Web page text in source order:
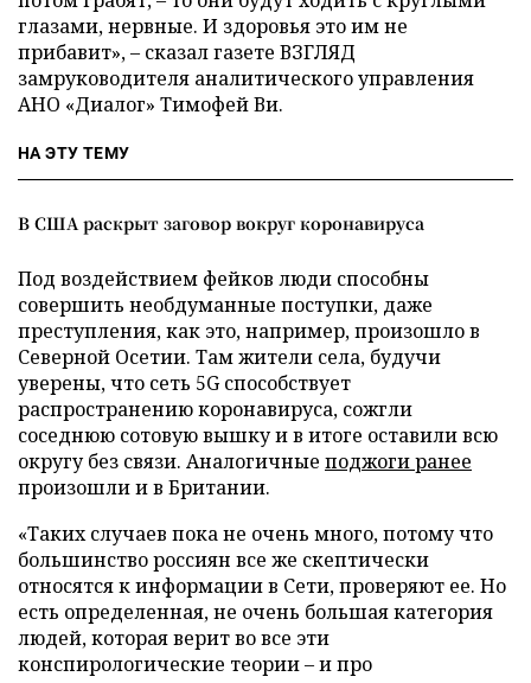
глазами, нервные. И здоровья это им не
прибавит», – сказал газете ВЗГЛЯД
замруководителя аналитического управления
АНО «Диалог» Тимофей Ви.
НА ЭТУ ТЕМУ
В США раскрыт заговор вокруг коронавируса
Под воздействием фейков люди способны
совершить необдуманные поступки, даже
преступления, как это, например, произошло в
Северной Осетии. Там жители села, будучи
уверены, что сеть 5G способствует
распространению коронавируса, сожгли
соседнюю сотовую вышку и в итоге оставили всю
округу без связи. Аналогичные поджоги ранее
произошли и в Британии.
«Таких случаев пока не очень много, потому что
большинство россиян все же скептически
относятся к информации в Сети, проверяют ее. Но
есть определенная, не очень большая категория
людей, которая верит во все эти
конспирологические теории – и про